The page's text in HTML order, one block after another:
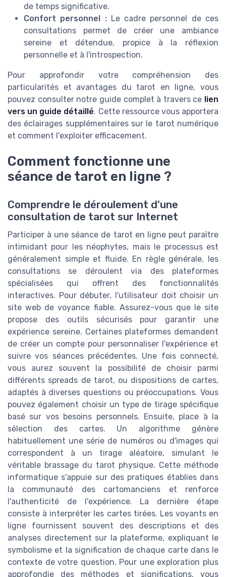
de temps significative.
Confort personnel :Le cadre personnel de ces
consultations permet de créer une ambiance
sereine et détendue, propice à la réflexion
personnelle et à l'introspection.
Pour approfondir votre compréhension des
particularités et avantages du tarot en ligne, vous
pouvez consulter notre guide complet à travers ce lien
vers un guide détaillé. Cette ressource vous apportera
des éclairages supplémentaires sur le tarot numérique
et comment l'exploiter efficacement.
Comment fonctionne une
séance de tarot en ligne ?
Comprendre le déroulement d'une
consultation de tarot sur Internet
Participer à une séance de tarot en ligne peut paraître
intimidant pour les néophytes, mais le processus est
généralement simple et fluide. En règle générale, les
consultations se déroulent via des plateformes
spécialisées qui offrent des fonctionnalités
interactives. Pour débuter, l'utilisateur doit choisir un
site web de voyance fiable. Assurez-vous que le site
propose des outils sécurisés pour garantir une
expérience sereine. Certaines plateformes demandent
de créer un compte pour personnaliser l'expérience et
suivre vos séances précédentes. Une fois connecté,
vous aurez souvent la possibilité de choisir parmi
différents spreads de tarot, ou dispositions de cartes,
adaptés à diverses questions ou préoccupations. Vous
pouvez également choisir un type de tirage spécifique
basé sur vos besoins personnels. Ensuite, place à la
sélection des cartes. Un algorithme génère
habituellement une série de numéros ou d'images qui
correspondent à un tirage aléatoire, simulant le
véritable brassage du tarot physique. Cette méthode
informatique s'appuie sur des pratiques établies dans
la communauté des cartomanciens et renforce
l'authenticité de l'expérience. La dernière étape
consiste à interpréter les cartes tirées. Les voyants en
ligne fournissent souvent des descriptions et des
analyses directement sur la plateforme, expliquant le
symbolisme et la signification de chaque carte dans le
contexte de votre question. Pour une exploration plus
approfondie des méthodes et significations, vous